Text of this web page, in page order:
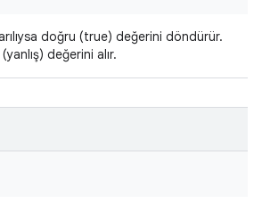
doğru (true) değerini döndürür.
değerini alır.